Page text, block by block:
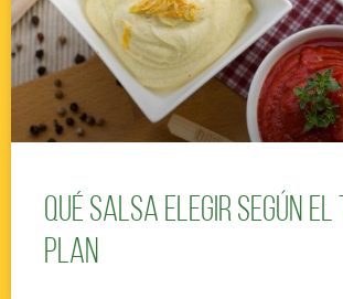
Qué salsa elegir según el
plan